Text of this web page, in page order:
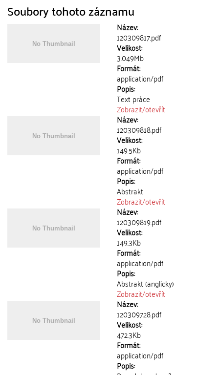
Soubory tohoto záznamu
Název:
120309817.pdf
Velikost:
3.049Mb
Formát:
application/pdf
Popis:
Text práce
Zobrazit/otevřít
Název:
120309818.pdf
Velikost:
149.5Kb
Formát:
application/pdf
Popis:
Abstrakt
Zobrazit/otevřít
Název:
120309819.pdf
Velikost:
149.3Kb
Formát:
application/pdf
Popis:
Abstrakt (anglicky)
Zobrazit/otevřít
Název:
120309728.pdf
Velikost:
472.3Kb
Formát:
application/pdf
Popis: